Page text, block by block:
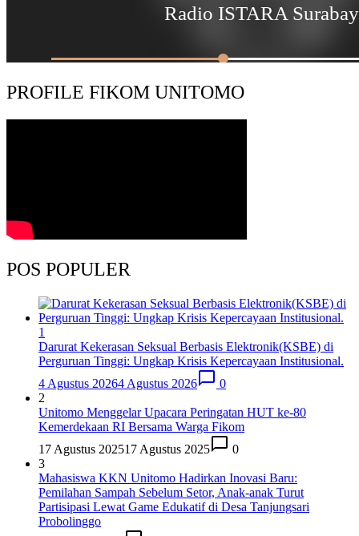
PROFILE FIKOM UNITOMO
POS POPULER
1
Darurat Kekerasan Seksual Berbasis Elektronik(KSBE) di
Perguruan Tinggi: Ungkap Krisis Kepercayaan Institusional.
4 Agustus 20264 Agustus 2026
0
2
Unitomo Menggelar Upacara Peringatan HUT ke-80
Kemerdekaan RI Bersama Warga Fikom
17 Agustus 202517 Agustus 2025
0
3
Mahasiswa KKN Unitomo Hadirkan Inovasi Baru:
Pemilahan Sampah Sebelum Setor, Anak-anak Turut
Partisipasi Lewat Game Edukatif di Desa Tanjungsari
Probolinggo